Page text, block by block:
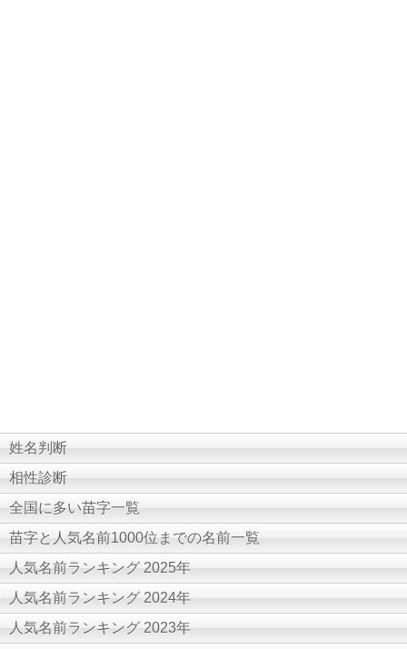
姓名判断
相性診断
全国に多い苗字一覧
苗字と人気名前1000位までの名前一覧
人気名前ランキング 2025年
人気名前ランキング 2024年
人気名前ランキング 2023年